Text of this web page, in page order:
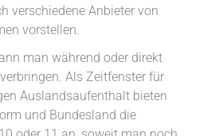
verschiedene Anbieter von
vorstellen.
man während oder direkt
Als Zeitfenster für
Auslandsaufenthalt bieten
und Bundesland die